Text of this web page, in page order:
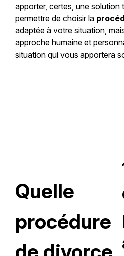
apporter, certes, une solution
permettre de choisir la
adaptée à votre situation,
approche humaine et
situation qui vous apportera
Quelle
procédure